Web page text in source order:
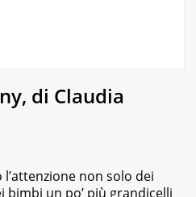
di Claudia
non solo dei
bimbi un po’ più grandicelli